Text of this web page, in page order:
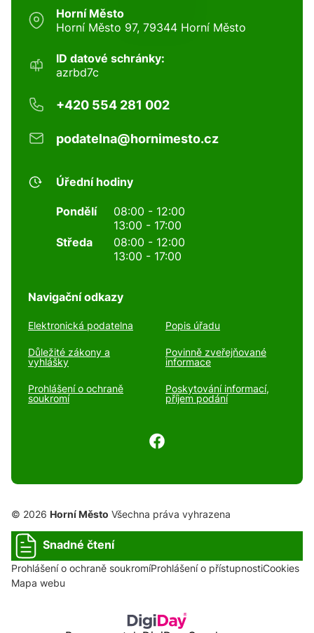
Horní Město
Horní Město 97, 79344 Horní Město
ID datové schránky:
azrbd7c
+420 554 281 002
podatelna@hornimesto.cz
Úřední hodiny
Pondělí
08:00 - 12:00
13:00 - 17:00
Středa
08:00 - 12:00
13:00 - 17:00
Navigační odkazy
Elektronická podatelna Popis úřadu
Důležité zákony a
vyhlášky
Povinně zveřejňované
informace
Prohlášení o ochraně
soukromí
Poskytování informací,
příjem podání
© 2026 Horní Město Všechna práva vyhrazena
Snadné čtení
Prohlášení o ochraně soukromíProhlášení o přístupnostiCookies
Mapa webu